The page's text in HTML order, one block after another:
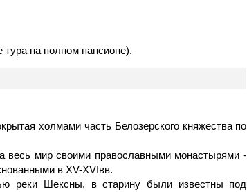
тура на полном пансионе).
холмами часть Белозерского княжества по
весь мир своими православными монастырями -
в XV-XVIвв.
реки Шексны, в старину были известны под